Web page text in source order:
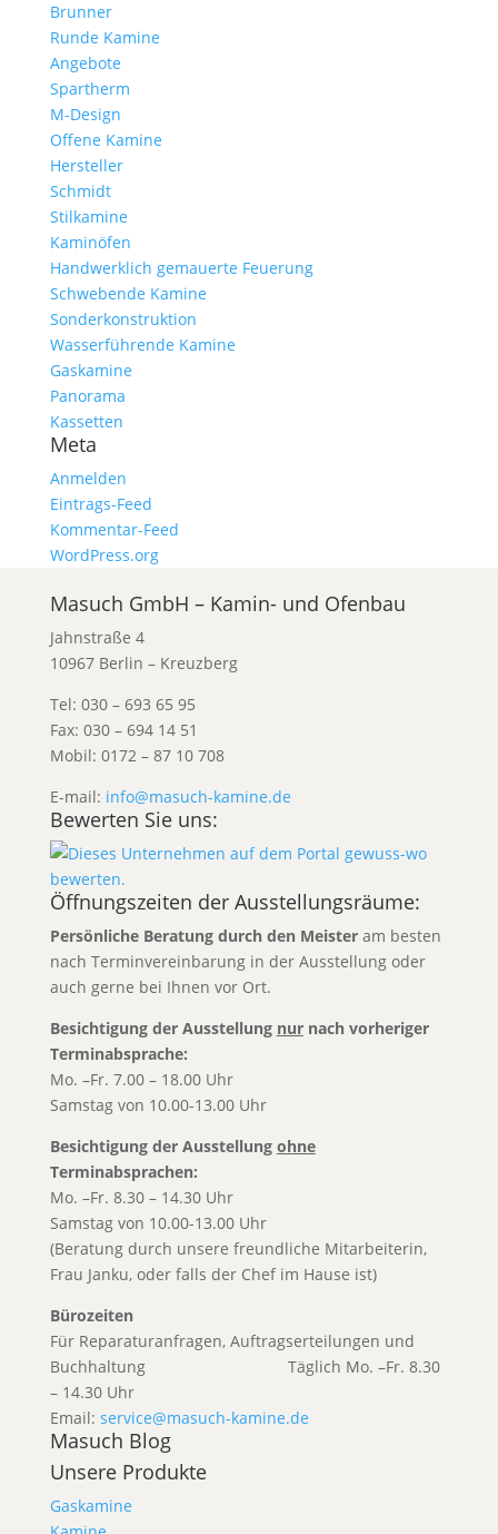
Brunner
Runde Kamine
Angebote
Spartherm
M-Design
Offene Kamine
Hersteller
Schmidt
Stilkamine
Kaminöfen
Handwerklich gemauerte Feuerung
Schwebende Kamine
Sonderkonstruktion
Wasserführende Kamine
Gaskamine
Panorama
Kassetten
Meta
Anmelden
Eintrags-Feed
Kommentar-Feed
WordPress.org
Masuch GmbH – Kamin- und Ofenbau
Jahnstraße 4
10967 Berlin – Kreuzberg
Tel: 030 – 693 65 95
Fax: 030 – 694 14 51
Mobil: 0172 – 87 10 708
E-mail: info@masuch-kamine.de
Bewerten Sie uns:
Öffnungszeiten der Ausstellungsräume:
Persönliche Beratung durch den Meister am besten
nach Terminvereinbarungin der Ausstellung oder
auch gerne bei Ihnen vor Ort.
Besichtigung der Ausstellung nurnach vorheriger
Terminabsprache:
Mo. –Fr. 7.00 – 18.00 Uhr
Samstag von 10.00-13.00 Uhr
Besichtigung der Ausstellung ohne
Terminabsprachen:
Mo. –Fr. 8.30 – 14.30 Uhr
Samstag von 10.00-13.00 Uhr
(Beratung durch unsere freundliche Mitarbeiterin,
Frau Janku, oder falls der Chef im Hause ist)
Bürozeiten
Für Reparaturanfragen, Auftragserteilungen und
Buchhaltung Täglich Mo. –Fr. 8.30
– 14.30 Uhr
Email: service@masuch-kamine.de
Masuch Blog
Unsere Produkte
Gaskamine